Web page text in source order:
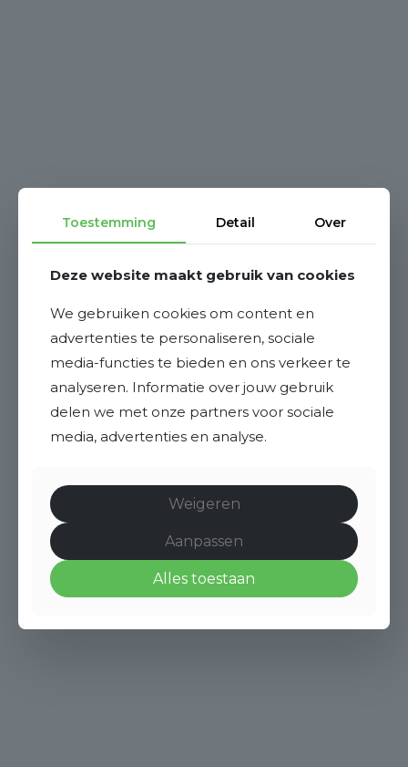
Toestemming Detail Over
Deze website maakt gebruik van cookies
We gebruiken cookies om content en
advertenties te personaliseren, sociale
media-functies te bieden en ons verkeer te
analyseren. Informatie over jouw gebruik
delen we met onze partners voor sociale
media, advertenties en analyse.
Weigeren
Aanpassen
Alles toestaan